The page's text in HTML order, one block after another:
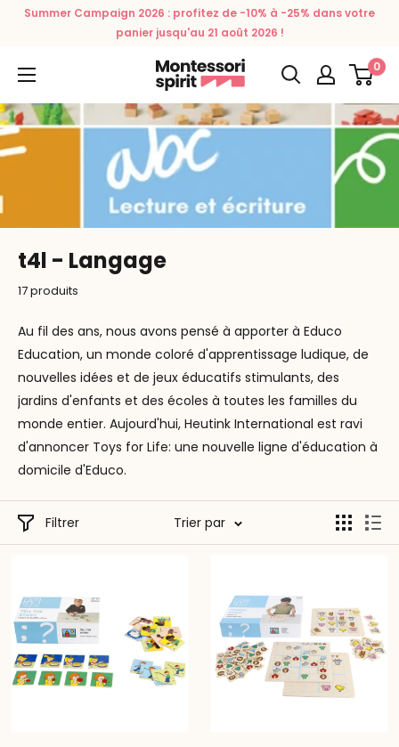
PasserSummer Campaign 2026 : profitez de -10% à -25% dans votre
panier jusqu'au 21 août 2026 !
Montessori
Spirit
0
t4l - Langage
17 produits
Au fil des ans, nous avons pensé à apporter à Educo
Education, un monde coloré d'apprentissage ludique, de
nouvelles idées et de jeux éducatifs stimulants, des
jardins d'enfants et des écoles à toutes les familles du
monde entier. Aujourd'hui, Heutink International est ravi
d'annoncer Toys for Life: une nouvelle ligne d'éducation à
domicile d'Educo.
Filtrer Trier par